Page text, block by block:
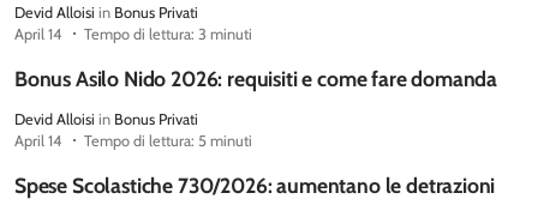
Devid Alloisi in Bonus Privati
April 14
Tempo di lettura: 3 minuti
Bonus Asilo Nido 2026: requisiti e come fare domanda
Devid Alloisi in Bonus Privati
April 14
Tempo di lettura: 5 minuti
Spese Scolastiche 730/2026: aumentano le detrazioni